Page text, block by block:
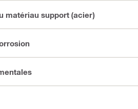
matériau support (acier)